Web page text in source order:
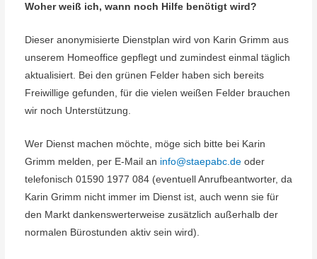
Woher weiß ich, wann noch Hilfe benötigt wird?
Dieser anonymisierte Dienstplan wird von Karin Grimm aus
unserem Homeoffice gepflegt und zumindest einmal täglich
aktualisiert. Bei den grünen Felder haben sich bereits
Freiwillige gefunden, für die vielen weißen Felder brauchen
wir noch Unterstützung.
Wer Dienst machen möchte, möge sich bitte bei Karin
Grimm melden, per E-Mail an info@staepabc.deoder
telefonisch 01590 1977 084 (eventuell Anrufbeantworter, da
Karin Grimm nicht immer im Dienst ist, auch wenn sie für
den Markt dankenswerterweise zusätzlich außerhalb der
normalen Bürostunden aktiv sein wird).